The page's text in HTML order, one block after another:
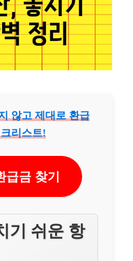
않고 제대로 환급
리스트!
급금 찾기
기 쉬운 항